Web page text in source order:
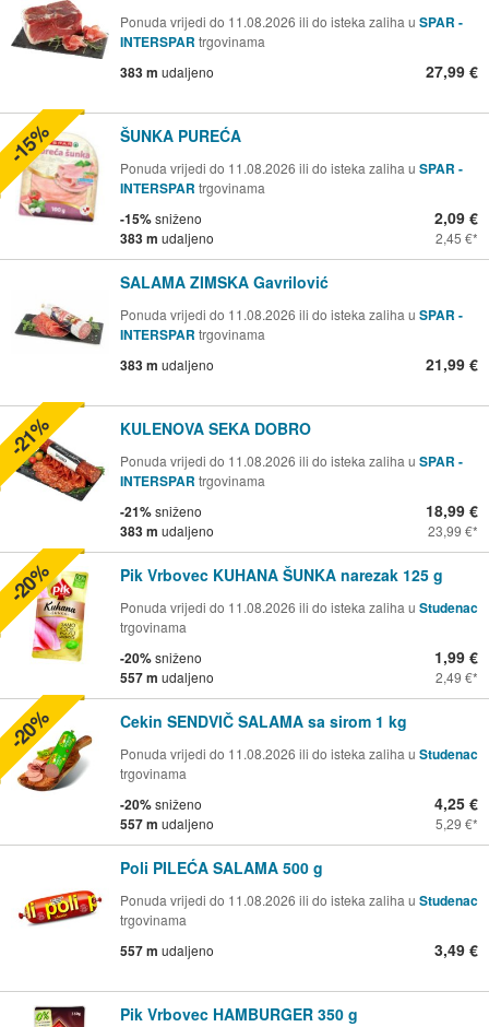
Ponuda vrijedi do 11.08.2026 ili do isteka zaliha u SPAR -
INTERSPAR trgovinama
383 m udaljeno 27,99 €
ŠUNKA PUREĆA
Ponuda vrijedi do 11.08.2026 ili do isteka zaliha u SPAR -
INTERSPAR trgovinama
-15%sniženo
383 m udaljeno
2,09 €
2,45 €
-15%
SALAMA ZIMSKA Gavrilović
Ponuda vrijedi do 11.08.2026 ili do isteka zaliha u SPAR -
INTERSPAR trgovinama
383 m udaljeno 21,99 €
KULENOVA SEKA DOBRO
Ponuda vrijedi do 11.08.2026 ili do isteka zaliha u SPAR -
INTERSPAR trgovinama
-21%sniženo
383 m udaljeno
18,99 €
23,99 €
-21%
Pik Vrbovec KUHANA ŠUNKA narezak 125 g
Ponuda vrijedi do 11.08.2026 ili do isteka zaliha u Studenac
trgovinama
-20%sniženo
557 m udaljeno
1,99 €
2,49 €
-20%
Cekin SENDVIČ SALAMA sa sirom 1 kg
Ponuda vrijedi do 11.08.2026 ili do isteka zaliha u Studenac
trgovinama
-20%sniženo
557 m udaljeno
4,25 €
5,29 €
-20%
Poli PILEĆA SALAMA 500 g
Ponuda vrijedi do 11.08.2026 ili do isteka zaliha u Studenac
trgovinama
557 m udaljeno 3,49 €
Pik Vrbovec HAMBURGER 350 g